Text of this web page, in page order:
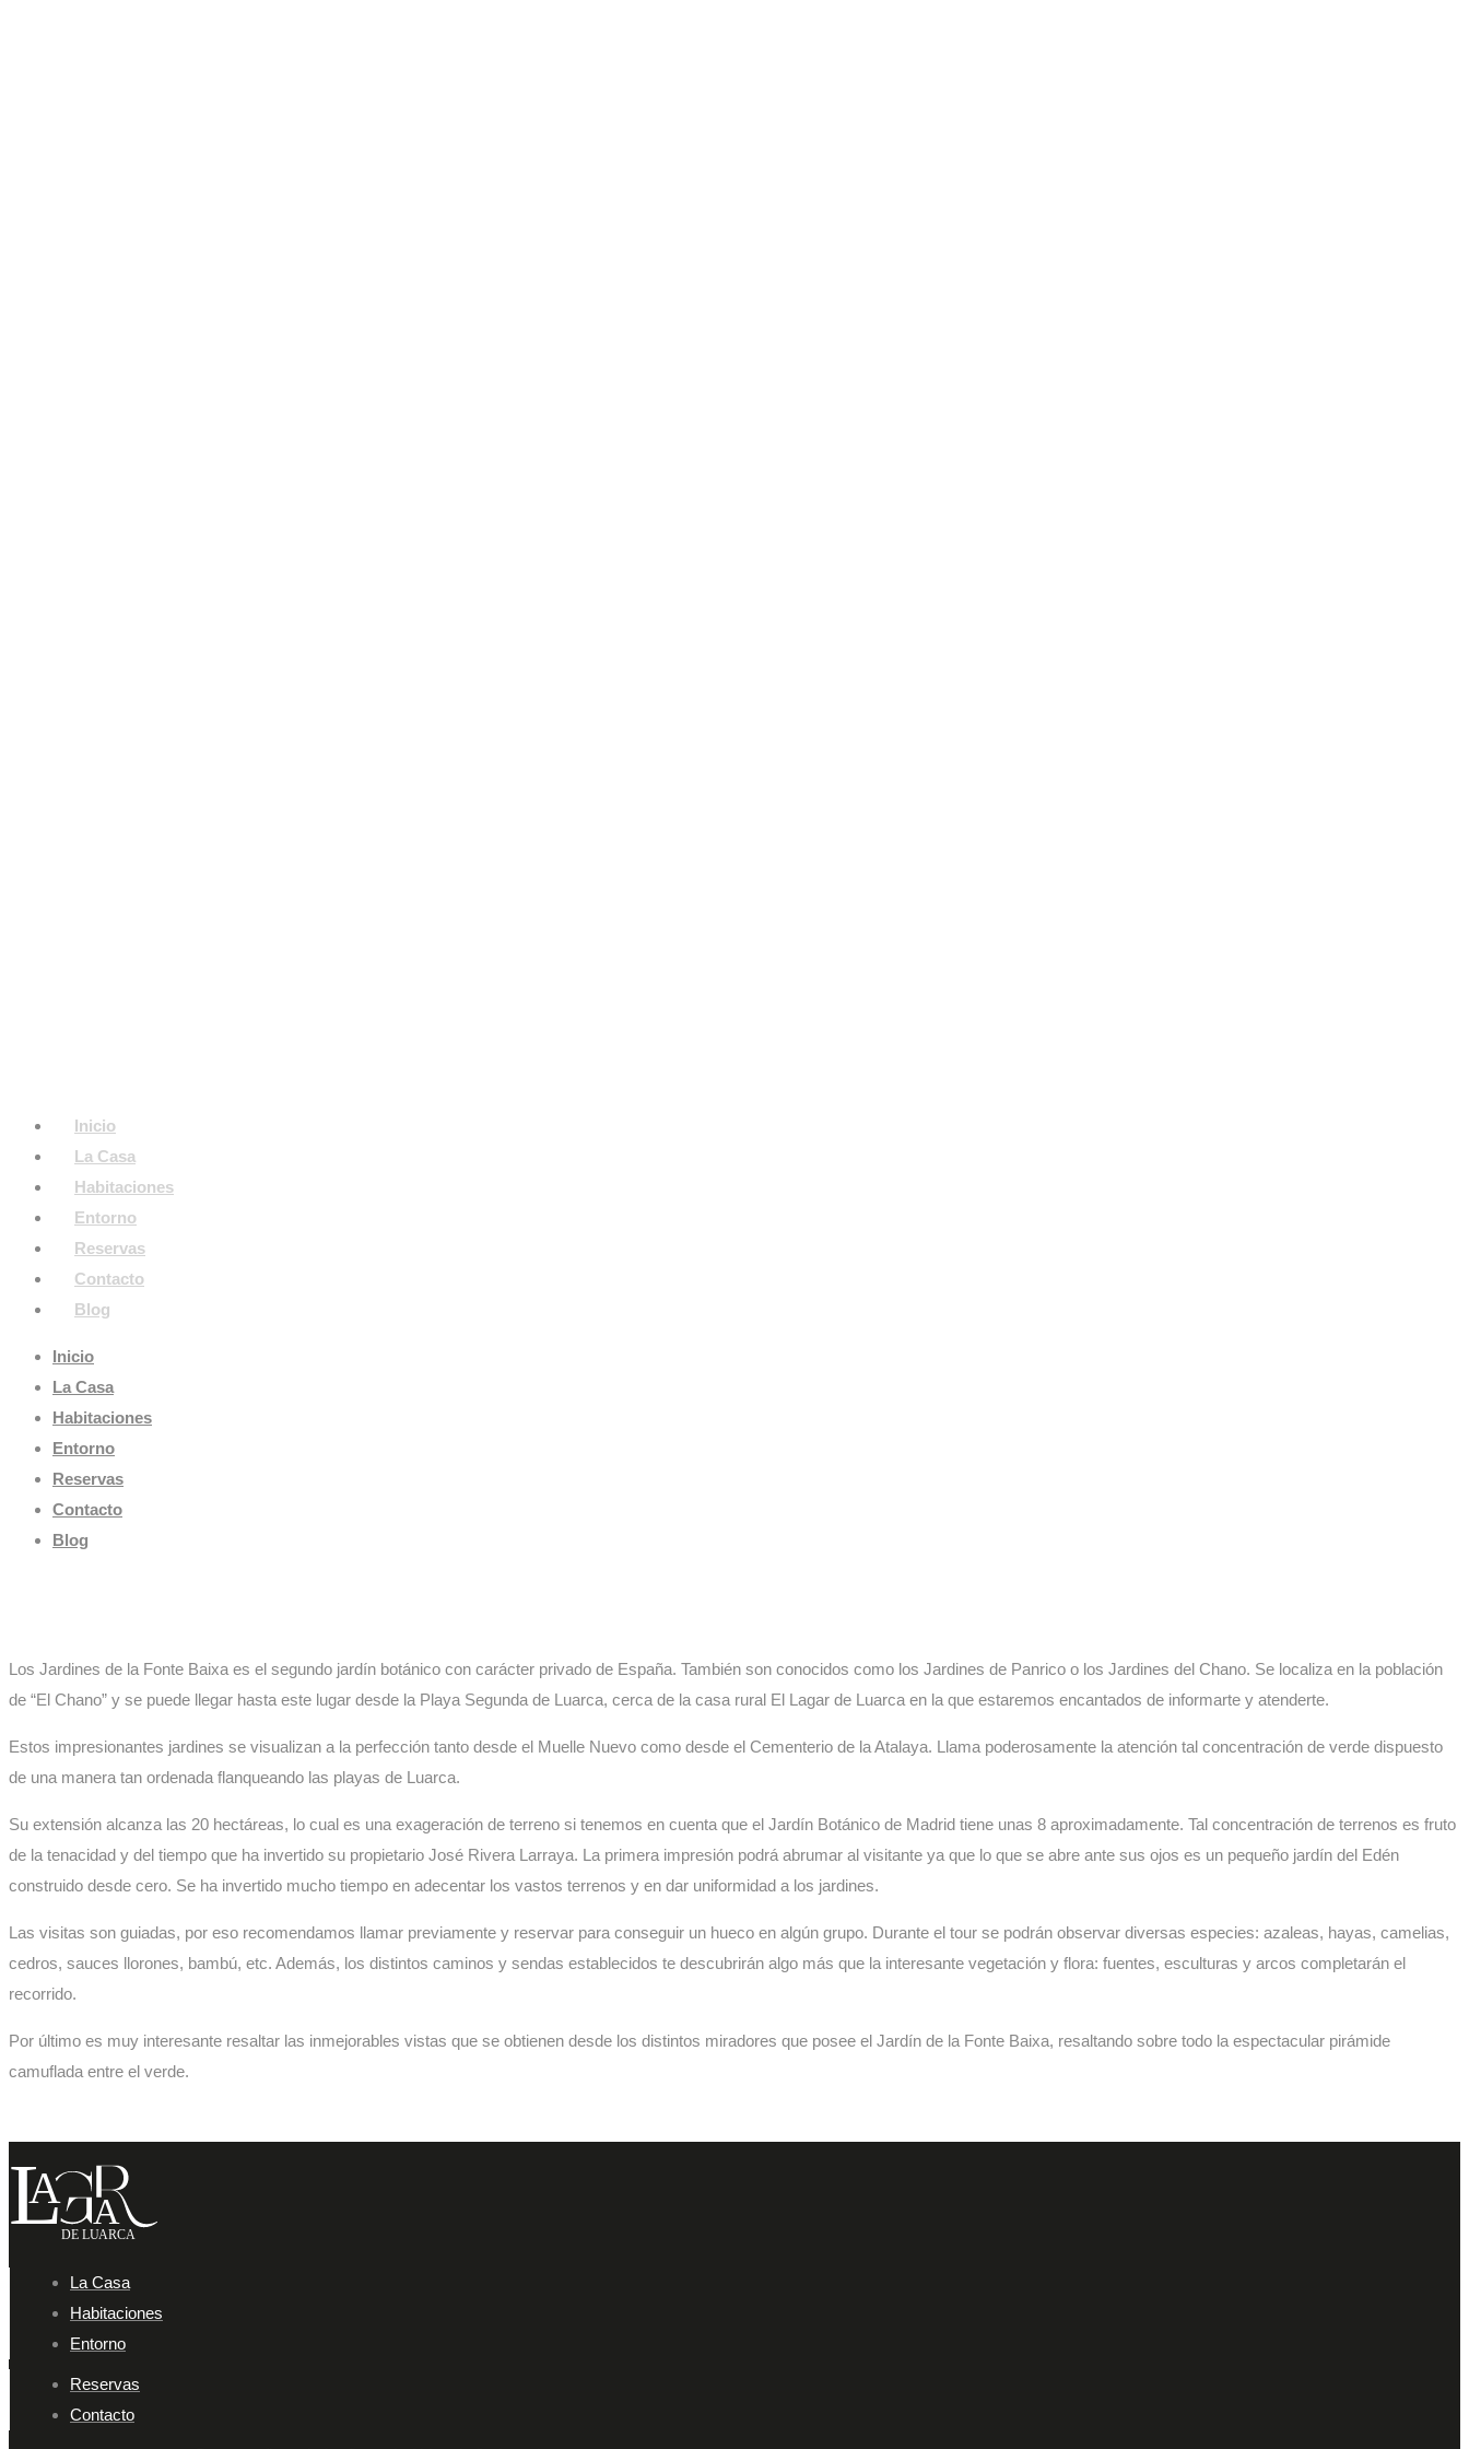
Inicio
La Casa
Habitaciones
Entorno
Reservas
Contacto
Blog
Inicio
La Casa
Habitaciones
Entorno
Reservas
Contacto
Blog
Los Jardines de la Fonte Baixa es el segundo jardín botánico con carácter privado de España. También son conocidos como los Jardines de Panrico o los Jardines del Chano. Se localiza en la población
de “El Chano” y se puede llegar hasta este lugar desde la Playa Segunda de Luarca, cerca de la casa rural El Lagar de Luarca en la que estaremos encantados de informarte y atenderte.
Estos impresionantes jardines se visualizan a la perfección tanto desde el Muelle Nuevo como desde el Cementerio de la Atalaya. Llama poderosamente la atención tal concentración de verde dispuesto
de una manera tan ordenada flanqueando las playas de Luarca.
Su extensión alcanza las 20 hectáreas, lo cual es una exageración de terreno si tenemos en cuenta que el Jardín Botánico de Madrid tiene unas 8 aproximadamente. Tal concentración de terrenos es fruto
de la tenacidad y del tiempo que ha invertido su propietario José Rivera Larraya. La primera impresión podrá abrumar al visitante ya que lo que se abre ante sus ojos es un pequeño jardín del Edén
construido desde cero. Se ha invertido mucho tiempo en adecentar los vastos terrenos y en dar uniformidad a los jardines.
Las visitas son guiadas, por eso recomendamos llamar previamente y reservar para conseguir un hueco en algún grupo. Durante el tour se podrán observar diversas especies: azaleas, hayas, camelias,
cedros, sauces llorones, bambú, etc. Además, los distintos caminos y sendas establecidos te descubrirán algo más que la interesante vegetación y flora: fuentes, esculturas y arcos completarán el
recorrido.
Por último es muy interesante resaltar las inmejorables vistas que se obtienen desde los distintos miradores que posee el Jardín de la Fonte Baixa, resaltando sobre todo la espectacular pirámide
camuflada entre el verde.
La Casa
Habitaciones
Entorno
Reservas
Contacto